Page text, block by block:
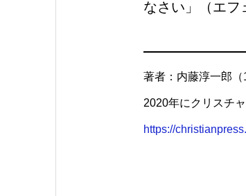
なさい」（エフ
著者：内藤淳一郎（
2020年にクリスチ
https://